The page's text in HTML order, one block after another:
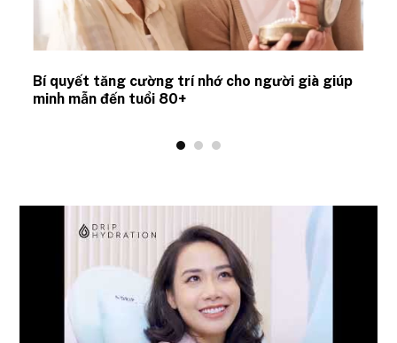
Bí quyết tăng cường trí nhớ cho người già giúp
minh mẫn đến tuổi 80+